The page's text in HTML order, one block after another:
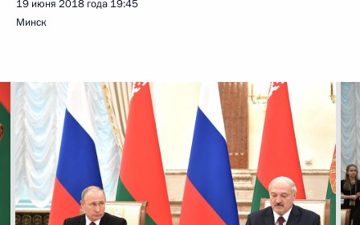
19 июня 2018 года 19:45
Минск